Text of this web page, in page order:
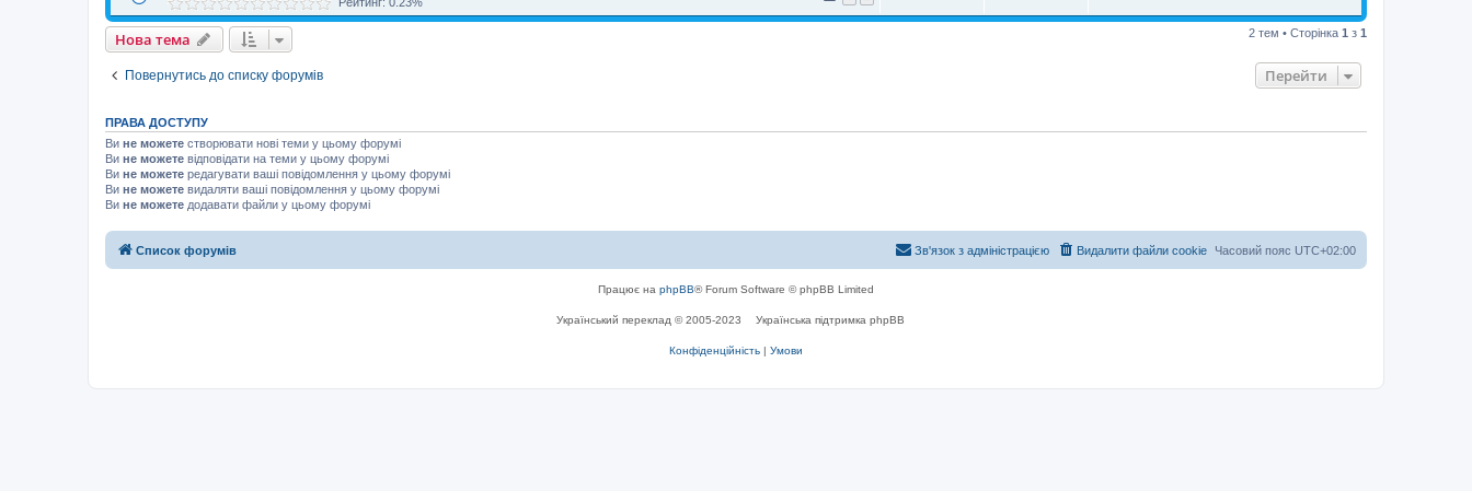
Нова тема 2 тем • Сторінка 1 з 1
Повернутись до списку форумів Перейти
ПРАВА ДОСТУПУ
Ви не можете створювати нові теми у цьому форумі
Ви не можете відповідати на теми у цьому форумі
Ви не можете редагувати ваші повідомлення у цьому форумі
Ви не можете видаляти ваші повідомлення у цьому форумі
Ви не можете додавати файли у цьому форумі
Список форумів Часовий пояс UTC+02:00
Видалити файли cookie
Зв'язок з адміністрацією
Працює на phpBB® Forum Software © phpBB Limited
Український переклад © 2005-2023 Українська підтримка phpBB
Конфіденційність | Умови